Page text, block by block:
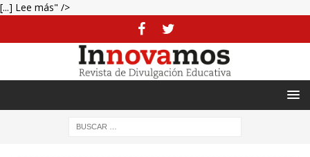
[...] Lee más" />